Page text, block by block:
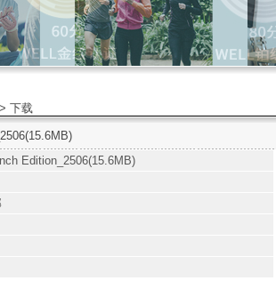
> 下载
Edition_2506(15.6MB)